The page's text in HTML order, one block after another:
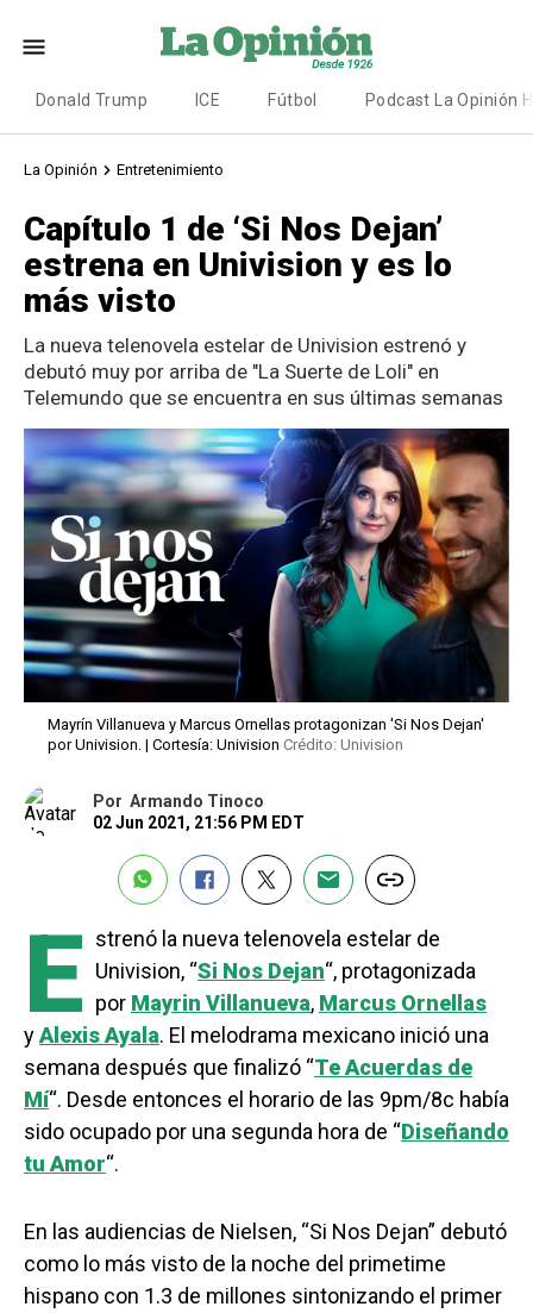
Donald Trump ICE Fútbol Podcast La Opinión
La Opinión Entretenimiento
Capítulo 1 de ‘Si Nos Dejan’
estrena en Univision y es lo
más visto
La nueva telenovela estelar de Univision estrenó y
debutó muy por arriba de "La Suerte de Loli" en
Telemundo que se encuentra en sus últimas semanas
Mayrín Villanueva y Marcus Ornellas protagonizan 'Si Nos Dejan'
por Univision. | Cortesía: Univision Crédito: Univision
Por Armando Tinoco
02 Jun 2021, 21:56 PM EDT
E strenó la nueva telenovela estelar de
Univision, “Si Nos Dejan“, protagonizada
por Mayrin Villanueva, Marcus Ornellas
yAlexis Ayala. El melodrama mexicano inició una
semana después que finalizó “Te Acuerdas de
Mí“. Desde entonces el horario de las 9pm/8c había
sido ocupado por una segunda hora de “Diseñando
tu Amor“.
En las audiencias de Nielsen, “Si Nos Dejan” debutó
como lo más visto de la noche del primetime
hispano con 1.3 de millones sintonizando el primer